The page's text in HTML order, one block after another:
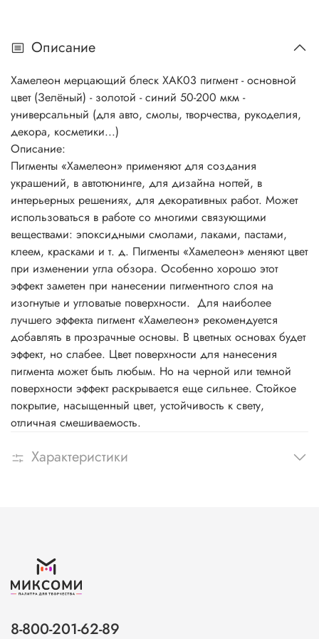
Описание
Хамелеон мерцающий блеск ХАК03 пигмент - основной
цвет (Зелёный) - золотой - синий 50-200 мкм -
универсальный (для авто, смолы, творчества, рукоделия,
декора, косметики...)
Описание:
Пигменты «Хамелеон» применяют для создания
украшений, в автотюнинге, для дизайна ногтей, в
интерьерных решениях, для декоративных работ. Может
использоваться в работе со многими связующими
веществами: эпоксидными смолами, лаками, пастами,
клеем, красками и т. д. Пигменты «Хамелеон» меняют цвет
при изменении угла обзора. Особенно хорошо этот
эффект заметен при нанесении пигментного слоя на
изогнутые и угловатые поверхности. Для наиболее
лучшего эффекта пигмент «Хамелеон» рекомендуется
добавлять в прозрачные основы. В цветных основах будет
эффект, но слабее. Цвет поверхности для нанесения
пигмента может быть любым. Но на черной или темной
поверхности эффект раскрывается еще сильнее. Стойкое
покрытие, насыщенный цвет, устойчивость к свету,
отличная смешиваемость.
Характеристики
8-800-201-62-89